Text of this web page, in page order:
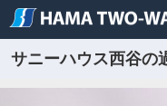
サニーハウス西谷の